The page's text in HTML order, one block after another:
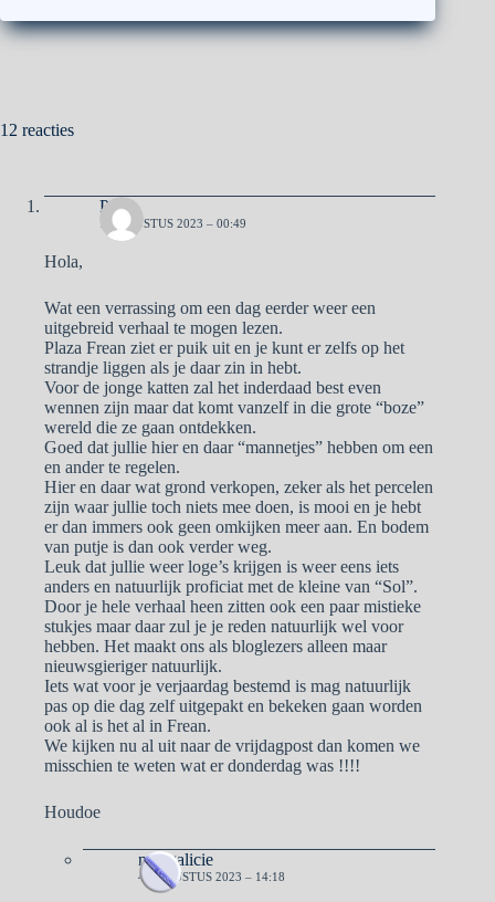
12 reacties
Pa
1 AUGUSTUS 2023 – 00:49
Hola,
Wat een verrassing om een dag eerder weer een
uitgebreid verhaal te mogen lezen.
Plaza Frean ziet er puik uit en je kunt er zelfs op het
strandje liggen als je daar zin in hebt.
Voor de jonge katten zal het inderdaad best even
wennen zijn maar dat komt vanzelf in die grote “boze”
wereld die ze gaan ontdekken.
Goed dat jullie hier en daar “mannetjes” hebben om een
en ander te regelen.
Hier en daar wat grond verkopen, zeker als het percelen
zijn waar jullie toch niets mee doen, is mooi en je hebt
er dan immers ook geen omkijken meer aan. En bodem
van putje is dan ook verder weg.
Leuk dat jullie weer loge’s krijgen is weer eens iets
anders en natuurlijk proficiat met de kleine van “Sol”.
Door je hele verhaal heen zitten ook een paar mistieke
stukjes maar daar zul je je reden natuurlijk wel voor
hebben. Het maakt ons als bloglezers alleen maar
nieuwsgieriger natuurlijk.
Iets wat voor je verjaardag bestemd is mag natuurlijk
pas op die dag zelf uitgepakt en bekeken gaan worden
ook al is het al in Frean.
We kijken nu al uit naar de vrijdagpost dan komen we
misschien te weten wat er donderdag was !!!!
Houdoe
naargalicie
4 AUGUSTUS 2023 – 14:18